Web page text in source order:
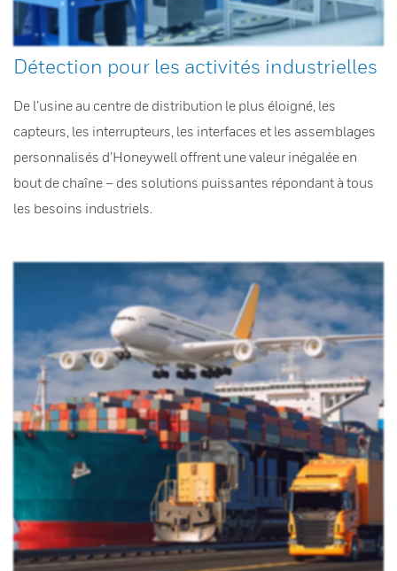
Détection pour les activités industrielles
De l’usine au centre de distribution le plus éloigné, les
capteurs, les interrupteurs, les interfaces et les assemblages
personnalisés d’Honeywell offrent une valeur inégalée en
bout de chaîne – des solutions puissantes répondant à tous
les besoins industriels.